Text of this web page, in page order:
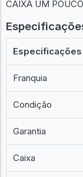
MLB Baseball
CAIXA UM
Especificações
Especificações
Franquia
Condição